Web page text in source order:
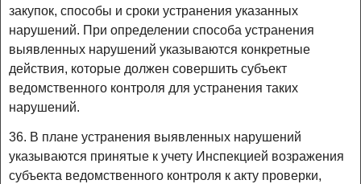
закупок, способы и сроки устранения указанных
нарушений. При определении способа устранения
выявленных нарушений указываются конкретные
действия, которые должен совершить субъект
ведомственного контроля для устранения таких
нарушений.
36. В плане устранения выявленных нарушений
указываются принятые к учету Инспекцией возражения
субъекта ведомственного контроля к акту проверки,